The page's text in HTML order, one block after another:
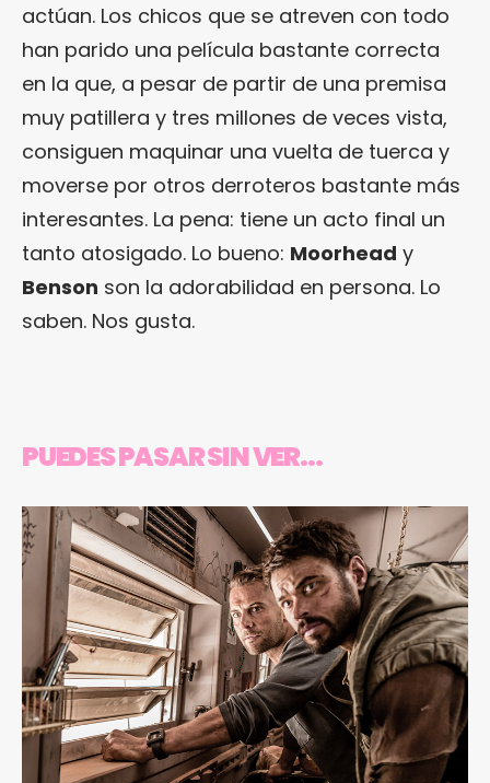
actúan. Los chicos que se atreven con todo
han parido una película bastante correcta
en la que, a pesar de partir de una premisa
muy patillera y tres millones de veces vista,
consiguen maquinar una vuelta de tuerca y
moverse por otros derroteros bastante más
interesantes. La pena: tiene un acto final un
tanto atosigado. Lo bueno: Moorhead y
Benson son la adorabilidad en persona. Lo
saben. Nos gusta.
PUEDES PASAR SIN VER…